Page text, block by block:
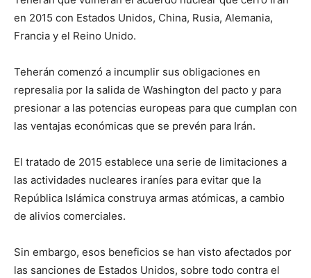
en 2015 con Estados Unidos, China, Rusia, Alemania,
Francia y el Reino Unido.
Teherán comenzó a incumplir sus obligaciones en
represalia por la salida de Washington del pacto y para
presionar a las potencias europeas para que cumplan con
las ventajas económicas que se prevén para Irán.
El tratado de 2015 establece una serie de limitaciones a
las actividades nucleares iraníes para evitar que la
República Islámica construya armas atómicas, a cambio
de alivios comerciales.
Sin embargo, esos beneficios se han visto afectados por
las sanciones de Estados Unidos, sobre todo contra el